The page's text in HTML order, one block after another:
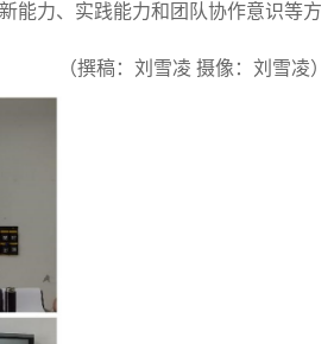
能力、实践能力和团队协作意识等方
（撰稿：刘雪凌 摄像：刘雪凌）